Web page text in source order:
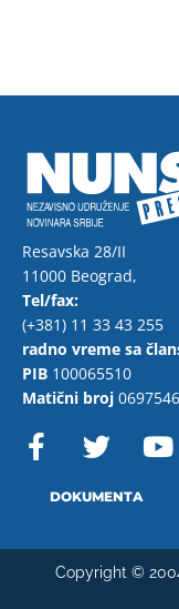
Resavska 28/II
11000 Beograd,
Tel/fax:
(+381) 11 33 43 255
radno vreme sa
PIB 100065510
Matični broj
F
a
o
w
t
e
r
o
b
e
DOKUMENTA
Copyright ©